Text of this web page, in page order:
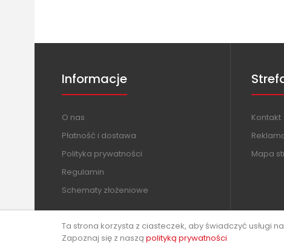
Ta strona korzysta z ciasteczek, aby świadczyć usługi
Zapoznaj się z naszą polityką prywatności
Informacje
O nas
Płatność i dostawa
Polityka prywatności
Regulamin
Schematy złożeniowe
Kontakt
Mapa